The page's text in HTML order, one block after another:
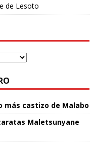
de Lesoto
más castizo de Malabo
Maletsunyane